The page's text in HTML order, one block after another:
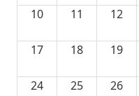
10 11 12
17 18 19
24 25 26